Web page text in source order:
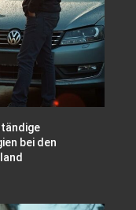
bei den